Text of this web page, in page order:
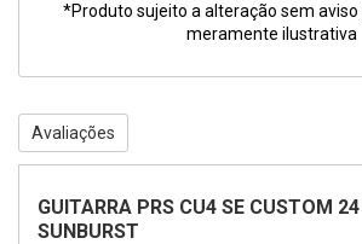
*Produto sujeito a alteração sem
meramente ilustrativa
Avaliações
GUITARRA PRS CU4 SE CUSTOM
SUNBURST